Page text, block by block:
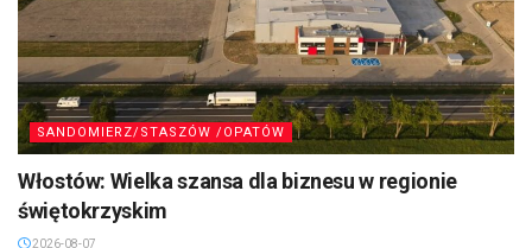
SANDOMIERZ/STASZÓW /OPATÓW
Włostów: Wielka szansa dla biznesu w regionie
świętokrzyskim
2026-08-07